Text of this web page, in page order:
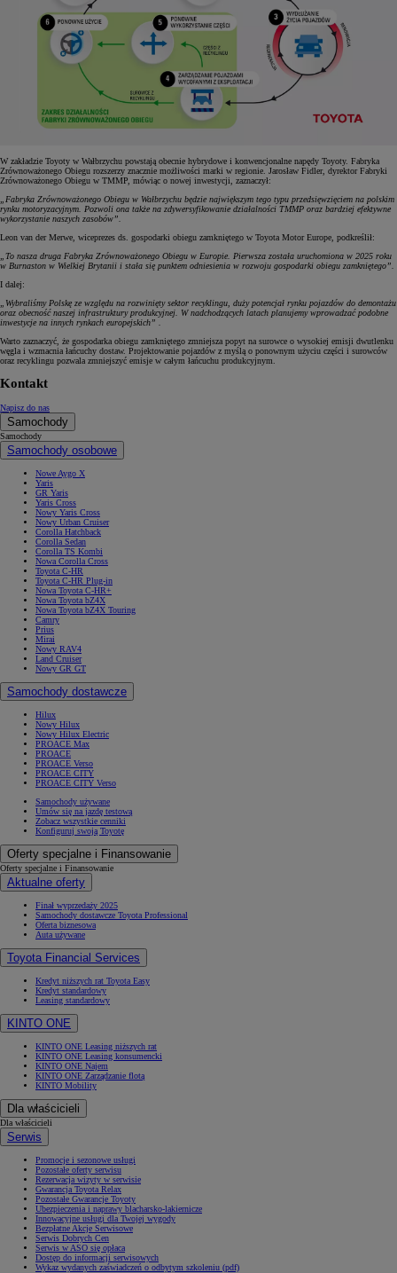
W zakładzie Toyoty w Wałbrzychu powstają obecnie hybrydowe i konwencjonalne napędy Toyoty. Fabryka
Zrównoważonego Obiegu rozszerzy znacznie możliwości marki w regionie. Jarosław Fidler, dyrektor Fabryki
Zrównoważonego Obiegu w TMMP, mówiąc o nowej inwestycji, zaznaczył:
„Fabryka Zrównoważonego Obiegu w Wałbrzychu będzie największym tego typu przedsięwzięciem na polskim
rynku motoryzacyjnym. Pozwoli ona także na zdywersyfikowanie działalności TMMP oraz bardziej efektywne
wykorzystanie naszych zasobów”.
Leon van der Merwe, wiceprezes ds. gospodarki obiegu zamkniętego w Toyota Motor Europe, podkreślił:
„To nasza druga Fabryka Zrównoważonego Obiegu w Europie. Pierwsza została uruchomiona w 2025 roku
w Burnaston w Wielkiej Brytanii i stała się punktem odniesienia w rozwoju gospodarki obiegu zamkniętego”.
I dalej:
„Wybraliśmy Polskę ze względu na rozwinięty sektor recyklingu, duży potencjał rynku pojazdów do demontażu
oraz obecność naszej infrastruktury produkcyjnej. W nadchodzących latach planujemy wprowadzać podobne
inwestycje na innych rynkach europejskich” .
Warto zaznaczyć, że gospodarka obiegu zamkniętego zmniejsza popyt na surowce o wysokiej emisji dwutlenku
węgla i wzmacnia łańcuchy dostaw. Projektowanie pojazdów z myślą o ponownym użyciu części i surowców
oraz recyklingu pozwala zmniejszyć emisje w całym łańcuchu produkcyjnym.
Kontakt
Napisz do nas
Samochody
Samochody
Samochody osobowe
Nowe Aygo X
Yaris
GR Yaris
Yaris Cross
Nowy Yaris Cross
Nowy Urban Cruiser
Corolla Hatchback
Corolla Sedan
Corolla TS Kombi
Nowa Corolla Cross
Toyota C-HR
Toyota C-HR Plug-in
Nowa Toyota C-HR+
Nowa Toyota bZ4X
Nowa Toyota bZ4X Touring
Camry
Prius
Mirai
Nowy RAV4
Land Cruiser
Nowy GR GT
Samochody dostawcze
Hilux
Nowy Hilux
Nowy Hilux Electric
PROACE Max
PROACE
PROACE Verso
PROACE CITY
PROACE CITY Verso
Samochody używane
Umów się na jazdę testową
Zobacz wszystkie cenniki
Konfiguruj swoją Toyotę
Oferty specjalne i Finansowanie
Oferty specjalne i Finansowanie
Aktualne oferty
Finał wyprzedaży 2025
Samochody dostawcze Toyota Professional
Oferta biznesowa
Auta używane
Toyota Financial Services
Kredyt niższych rat Toyota Easy
Kredyt standardowy
Leasing standardowy
KINTO ONE
KINTO ONE Leasing niższych rat
KINTO ONE Leasing konsumencki
KINTO ONE Najem
KINTO ONE Zarządzanie flotą
KINTO Mobility
Dla właścicieli
Dla właścicieli
Serwis
Promocje i sezonowe usługi
Pozostałe oferty serwisu
Rezerwacja wizyty w serwisie
Gwarancja Toyota Relax
Pozostałe Gwarancje Toyoty
Ubezpieczenia i naprawy blacharsko-lakiernicze
Innowacyjne usługi dla Twojej wygody
Bezpłatne Akcje Serwisowe
Serwis Dobrych Cen
Serwis w ASO się opłaca
Dostęp do informacji serwisowych
Wykaz wydanych zaświadczeń o odbytym szkoleniu (pdf)